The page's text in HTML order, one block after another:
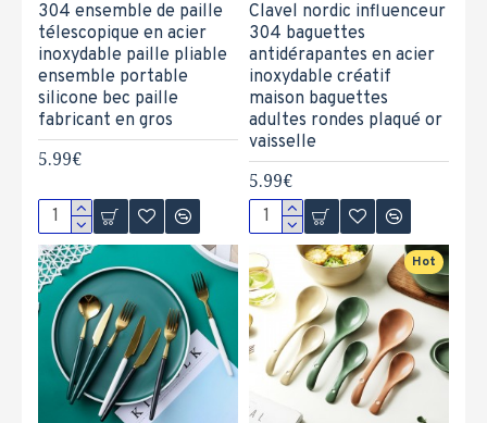
304 ensemble de paille
télescopique en acier
inoxydable paille pliable
ensemble portable
silicone bec paille
fabricant en gros
5.99€
Clavel nordic influenceur
304 baguettes
antidérapantes en acier
inoxydable créatif
maison baguettes
adultes rondes plaqué or
vaisselle
5.99€
Hot